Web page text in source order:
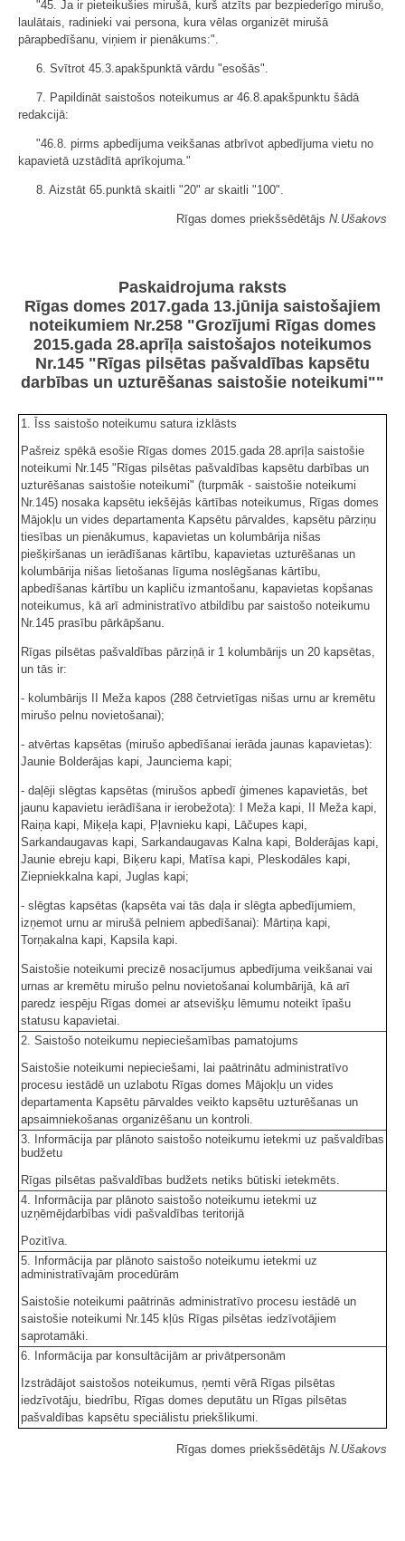
"45. Ja ir pieteikušies mirušā, kurš atzīts par bezpiederīgo mirušo,
laulātais, radinieki vai persona, kura vēlas organizēt mirušā
pārapbedīšanu, viņiem ir pienākums:".
6. Svītrot 45.3.apakšpunktā vārdu "esošās".
7. Papildināt saistošos noteikumus ar 46.8.apakšpunktu šādā
redakcijā:
"46.8. pirms apbedījuma veikšanas atbrīvot apbedījuma vietu no
kapavietā uzstādītā aprīkojuma."
8. Aizstāt 65.punktā skaitli "20" ar skaitli "100".
Rīgas domes priekšsēdētājs N.Ušakovs
Paskaidrojuma raksts
Rīgas domes 2017.gada 13.jūnija saistošajiem
noteikumiem Nr.258 "Grozījumi Rīgas domes
2015.gada 28.aprīļa saistošajos noteikumos
Nr.145 "Rīgas pilsētas pašvaldības kapsētu
darbības un uzturēšanas saistošie noteikumi""
1. Īss saistošo noteikumu satura izklāsts
Pašreiz spēkā esošie Rīgas domes 2015.gada 28.aprīļa saistošie
noteikumi Nr.145 "Rīgas pilsētas pašvaldības kapsētu darbības un
uzturēšanas saistošie noteikumi" (turpmāk - saistošie noteikumi
Nr.145) nosaka kapsētu iekšējās kārtības noteikumus, Rīgas domes
Mājokļu un vides departamenta Kapsētu pārvaldes, kapsētu pārziņu
tiesības un pienākumus, kapavietas un kolumbārija nišas
piešķiršanas un ierādīšanas kārtību, kapavietas uzturēšanas un
kolumbārija nišas lietošanas līguma noslēgšanas kārtību,
apbedīšanas kārtību un kapliču izmantošanu, kapavietas kopšanas
noteikumus, kā arī administratīvo atbildību par saistošo noteikumu
Nr.145 prasību pārkāpšanu.
Rīgas pilsētas pašvaldības pārziņā ir 1 kolumbārijs un 20 kapsētas,
un tās ir:
- kolumbārijs II Meža kapos (288 četrvietīgas nišas urnu ar kremētu
mirušo pelnu novietošanai);
- atvērtas kapsētas (mirušo apbedīšanai ierāda jaunas kapavietas):
Jaunie Bolderājas kapi, Jaunciema kapi;
- daļēji slēgtas kapsētas (mirušos apbedī ģimenes kapavietās, bet
jaunu kapavietu ierādīšana ir ierobežota): I Meža kapi, II Meža kapi,
Raiņa kapi, Miķeļa kapi, Pļavnieku kapi, Lāčupes kapi,
Sarkandaugavas kapi, Sarkandaugavas Kalna kapi, Bolderājas kapi,
Jaunie ebreju kapi, Biķeru kapi, Matīsa kapi, Pleskodāles kapi,
Ziepniekkalna kapi, Juglas kapi;
- slēgtas kapsētas (kapsēta vai tās daļa ir slēgta apbedījumiem,
izņemot urnu ar mirušā pelniem apbedīšanai): Mārtiņa kapi,
Torņakalna kapi, Kapsila kapi.
Saistošie noteikumi precizē nosacījumus apbedījuma veikšanai vai
urnas ar kremētu mirušo pelnu novietošanai kolumbārijā, kā arī
paredz iespēju Rīgas domei ar atsevišķu lēmumu noteikt īpašu
statusu kapavietai.
2. Saistošo noteikumu nepieciešamības pamatojums
Saistošie noteikumi nepieciešami, lai paātrinātu administratīvo
procesu iestādē un uzlabotu Rīgas domes Mājokļu un vides
departamenta Kapsētu pārvaldes veikto kapsētu uzturēšanas un
apsaimniekošanas organizēšanu un kontroli.
3. Informācija par plānoto saistošo noteikumu ietekmi uz pašvaldības
budžetu
Rīgas pilsētas pašvaldības budžets netiks būtiski ietekmēts.
4. Informācija par plānoto saistošo noteikumu ietekmi uz
uzņēmējdarbības vidi pašvaldības teritorijā
Pozitīva.
5. Informācija par plānoto saistošo noteikumu ietekmi uz
administratīvajām procedūrām
Saistošie noteikumi paātrinās administratīvo procesu iestādē un
saistošie noteikumi Nr.145 kļūs Rīgas pilsētas iedzīvotājiem
saprotamāki.
6. Informācija par konsultācijām ar privātpersonām
Izstrādājot saistošos noteikumus, ņemti vērā Rīgas pilsētas
iedzīvotāju, biedrību, Rīgas domes deputātu un Rīgas pilsētas
pašvaldības kapsētu speciālistu priekšlikumi.
Rīgas domes priekšsēdētājs N.Ušakovs